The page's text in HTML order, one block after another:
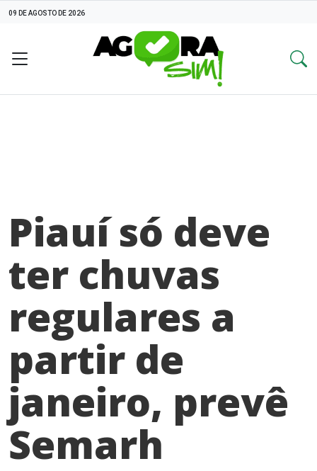
09 DE AGOSTO DE 2026
Piauí só deve
ter chuvas
regulares a
partir de
janeiro, prevê
Semarh